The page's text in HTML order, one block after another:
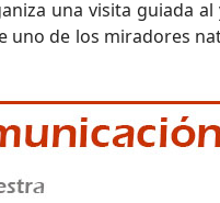
una visita guiada
de los miradores